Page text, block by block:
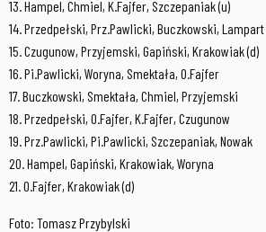
13. Hampel, Chmiel, K.Fajfer, Szczepaniak (u)
14. Przedpełski, Prz.Pawlicki, Buczkowski, Lampart
15. Czugunow, Przyjemski, Gapiński, Krakowiak (d)
16. Pi.Pawlicki, Woryna, Smektała, O.Fajfer
17. Buczkowski, Smektała, Chmiel, Przyjemski
18. Przedpełski, O.Fajfer, K.Fajfer, Czugunow
19. Prz.Pawlicki, Pi.Pawlicki, Szczepaniak, Nowak
20. Hampel, Gapiński, Krakowiak, Woryna
21. O.Fajfer, Krakowiak (d)
Foto: Tomasz Przybylski